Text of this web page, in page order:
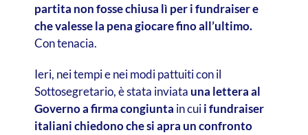
partita non fosse chiusa lì per i fundraiser e
che valesse la pena giocare fino all’ultimo.
Con tenacia.
Ieri, nei tempi e nei modi pattuiti con il
Sottosegretario, è stata inviata una lettera al
Governo a firma congiunta in cuii fundraiser
italiani chiedono che si apra un confronto